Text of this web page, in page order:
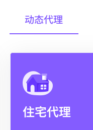
动态代理
住宅代理